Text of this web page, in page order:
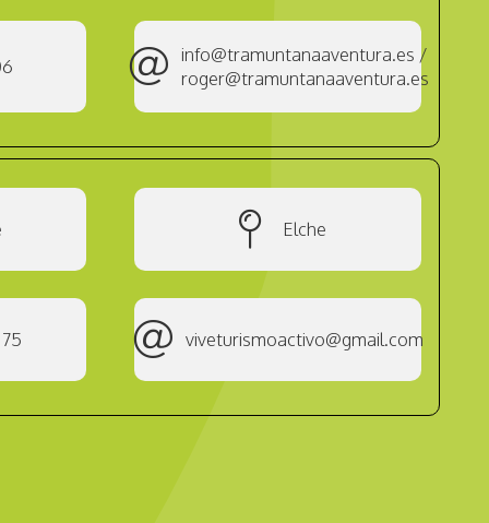
info@tramuntanaaventura.es /
roger@tramuntanaaventura.es
Elche
viveturismoactivo@gmail.com